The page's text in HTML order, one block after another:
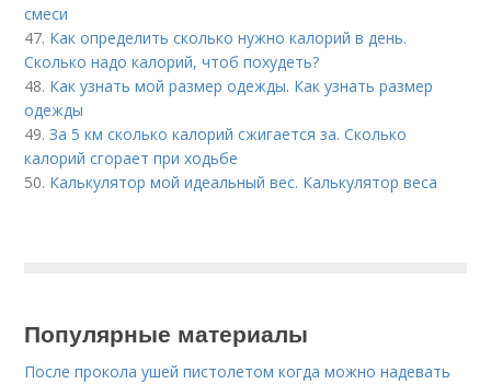
смеси
47. Как определить сколько нужно калорий в день.
Сколько надо калорий, чтоб похудеть?
48. Как узнать мой размер одежды. Как узнать размер
одежды
49.За 5 км сколько калорий сжигается за. Сколько
калорий сгорает при ходьбе
50. Калькулятор мой идеальный вес. Калькулятор веса
Популярные материалы
После прокола ушей пистолетом когда можно надевать